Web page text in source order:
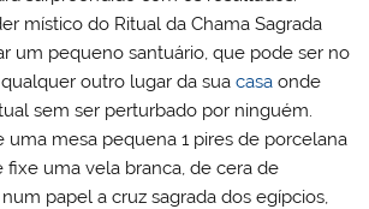
místico do Ritual da Chama Sagrada
um pequeno santuário, que pode ser no
outro lugar da suacasa onde
sem ser perturbado por ninguém.
uma mesa pequena 1 pires de porcelana
fixe uma vela branca, de cera de
papel a cruz sagrada dos egípcios,